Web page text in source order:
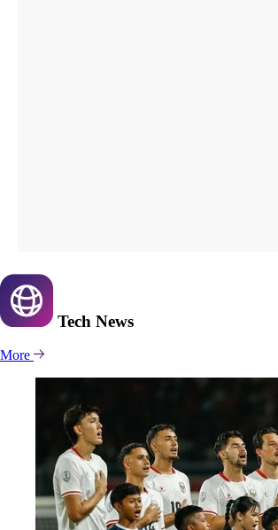
Tech News
More